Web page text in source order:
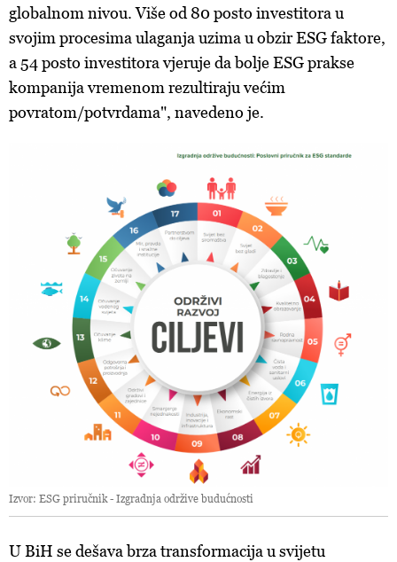
globalnom nivou. Više od 80 posto investitora u
svojim procesima ulaganja uzima u obzir ESG faktore,
a 54 posto investitora vjeruje da bolje ESG prakse
kompanija vremenom rezultiraju većim
povratom/potvrdama", navedeno je.
Izvor: ESG priručnik - Izgradnja održive budućnosti
U BiH se dešava brza transformacija u svijetu